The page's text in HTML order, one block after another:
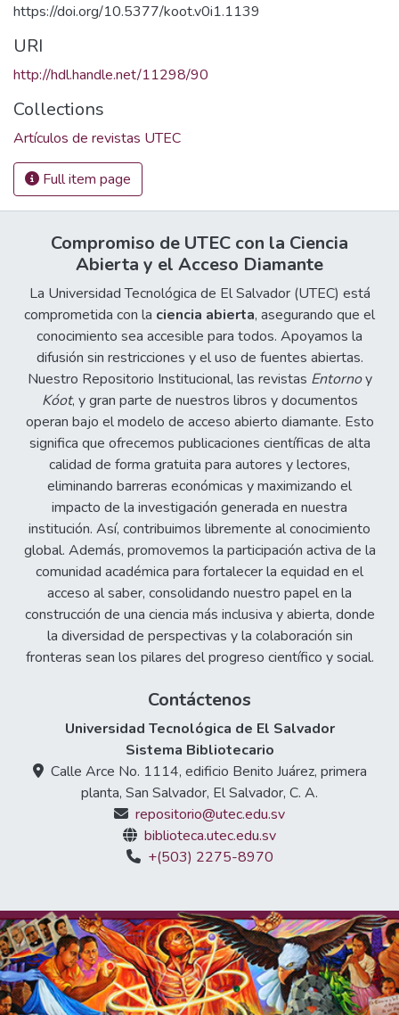
https://doi.org/10.5377/koot.v0i1.1139
URI
http://hdl.handle.net/11298/90
Collections
Artículos de revistas UTEC
Full item page
Compromiso de UTEC con la Ciencia
Abierta y el Acceso Diamante
La Universidad Tecnológica de El Salvador (UTEC) está
comprometida con la ciencia abierta, asegurando que el
conocimiento sea accesible para todos. Apoyamos la
difusión sin restricciones y el uso de fuentes abiertas.
Nuestro Repositorio Institucional, las revistas Entornoy
Kóot, y gran parte de nuestros libros y documentos
operan bajo el modelo de acceso abierto diamante. Esto
significa que ofrecemos publicaciones científicas de alta
calidad de forma gratuita para autores y lectores,
eliminando barreras económicas y maximizando el
impacto de la investigación generada en nuestra
institución. Así, contribuimos libremente al conocimiento
global. Además, promovemos la participación activa de la
comunidad académica para fortalecer la equidad en el
acceso al saber, consolidando nuestro papel en la
construcción de una ciencia más inclusiva y abierta, donde
la diversidad de perspectivas y la colaboración sin
fronteras sean los pilares del progreso científico y social.
Contáctenos
Universidad Tecnológica de El Salvador
Sistema Bibliotecario
Calle Arce No. 1114, edificio Benito Juárez, primera
planta, San Salvador, El Salvador, C. A.
repositorio@utec.edu.sv
biblioteca.utec.edu.sv
+(503) 2275-8970